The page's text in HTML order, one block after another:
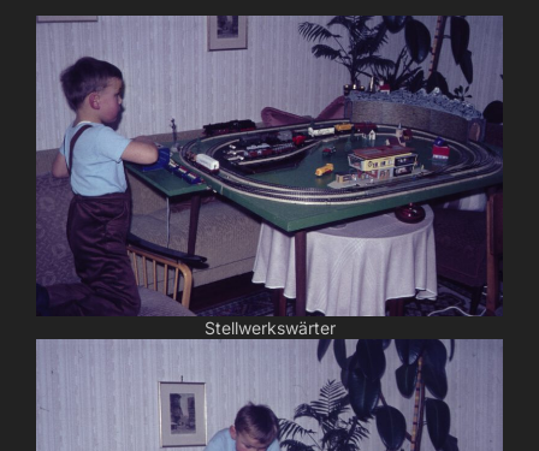
Stellwerkswärter